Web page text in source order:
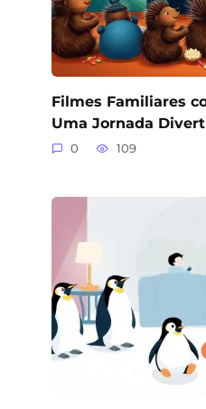
Filmes Familiares
Uma Jornada
0 109